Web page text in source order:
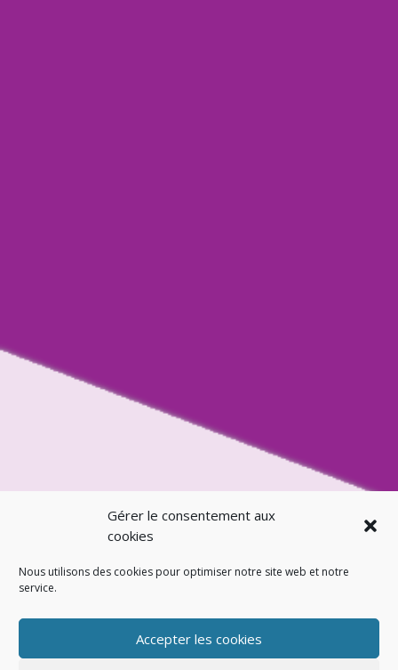
Gérer le consentement aux
cookies
Nous utilisons des cookies pour optimiser notre site web et notre
service.
Accepter les cookies